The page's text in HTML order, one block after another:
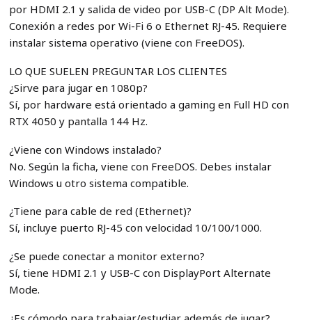
por HDMI 2.1 y salida de video por USB-C (DP Alt Mode).
Conexión a redes por Wi-Fi 6 o Ethernet RJ-45. Requiere
instalar sistema operativo (viene con FreeDOS).
LO QUE SUELEN PREGUNTAR LOS CLIENTES
¿Sirve para jugar en 1080p?
Sí, por hardware está orientado a gaming en Full HD con
RTX 4050 y pantalla 144 Hz.
¿Viene con Windows instalado?
No. Según la ficha, viene con FreeDOS. Debes instalar
Windows u otro sistema compatible.
¿Tiene para cable de red (Ethernet)?
Sí, incluye puerto RJ-45 con velocidad 10/100/1000.
¿Se puede conectar a monitor externo?
Sí, tiene HDMI 2.1 y USB-C con DisplayPort Alternate
Mode.